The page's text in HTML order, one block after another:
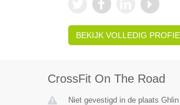
BEKIJK VOLLEDIG
CrossFit On The Road
Niet gevestigd in de plaats